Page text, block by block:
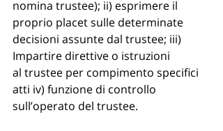
nomina trustee); ii) esprimere il
proprio placet sulle determinate
decisioni assunte dal trustee; iii)
Impartire direttive o istruzioni
al trustee per compimento specifici
atti iv) funzione di controllo
sull’operato del trustee.